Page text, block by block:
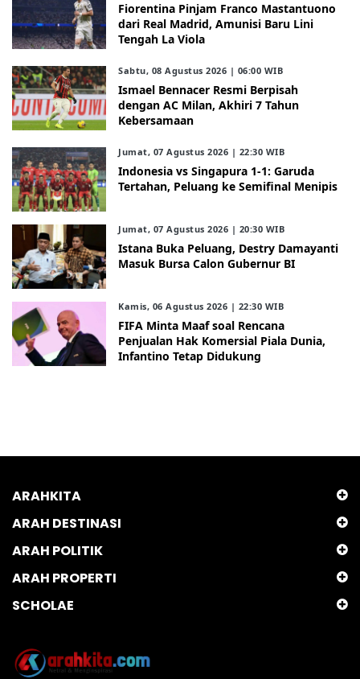
Fiorentina Pinjam Franco Mastantuono
dari Real Madrid, Amunisi Baru Lini
Tengah La Viola
Sabtu, 08 Agustus 2026 | 06:00 WIB
Ismael Bennacer Resmi Berpisah
dengan AC Milan, Akhiri 7 Tahun
Kebersamaan
Jumat, 07 Agustus 2026 | 22:30 WIB
Indonesia vs Singapura 1-1: Garuda
Tertahan, Peluang ke Semifinal Menipis
Jumat, 07 Agustus 2026 | 20:30 WIB
Istana Buka Peluang, Destry Damayanti
Masuk Bursa Calon Gubernur BI
Kamis, 06 Agustus 2026 | 22:30 WIB
FIFA Minta Maaf soal Rencana
Penjualan Hak Komersial Piala Dunia,
Infantino Tetap Didukung
ARAHKITA
ARAH DESTINASI
ARAH POLITIK
ARAH PROPERTI
SCHOLAE